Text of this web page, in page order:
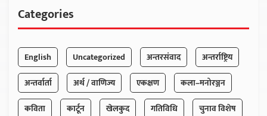
Categories
English Uncategorized अन्तरसंवाद
अन्तर्राष्ट्रिय
अन्तर्वार्ता
अर्थ / वाणिज्य एकक्षण
कला–मनोरञ्जन
कविता
कार्टून खेलकुद गतिविधि
चुनाव विशेष